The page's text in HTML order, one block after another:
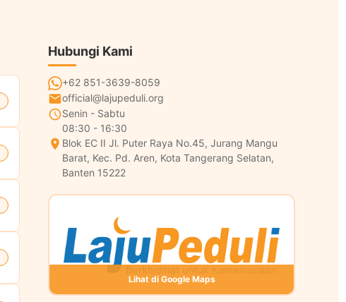
Hubungi Kami
+62 851-3639-8059
official@lajupeduli.org
Senin - Sabtu
08:30 - 16:30
Blok EC II Jl. Puter Raya No.45, Jurang Mangu
Barat, Kec. Pd. Aren, Kota Tangerang Selatan,
Banten 15222
Lihat di Google Maps